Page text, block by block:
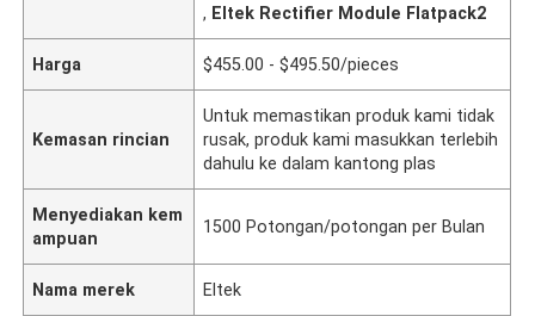
, Eltek Rectifier Module Flatpack2
Harga $455.00 - $495.50/pieces
Kemasan rincian
Untuk memastikan produk kami tidak
rusak, produk kami masukkan terlebih
dahulu ke dalam kantong plas
Menyediakan kem
ampuan
1500 Potongan/potongan per Bulan
Nama merek Eltek